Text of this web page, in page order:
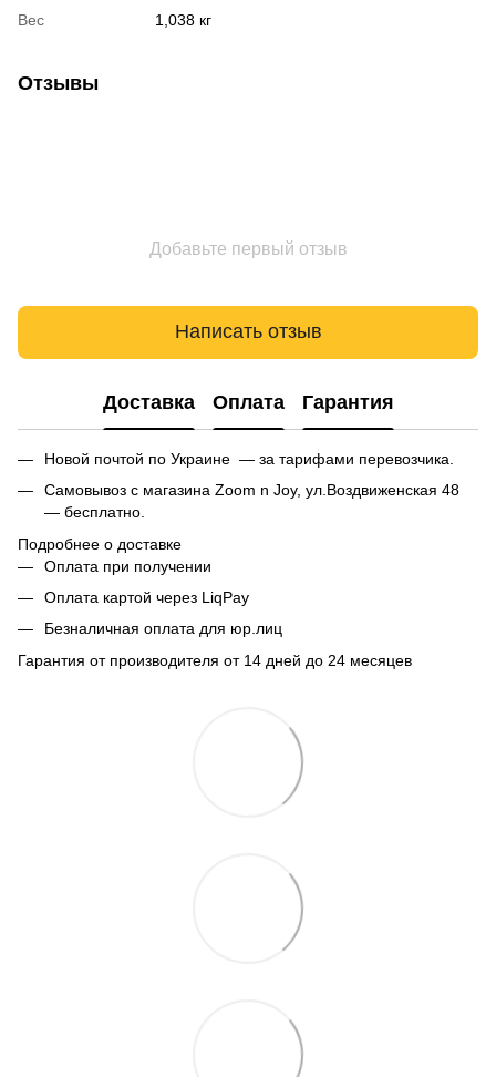
Вес 1,038 кг
Отзывы
Добавьте первый отзыв
Написать отзыв
Доставка Оплата Гарантия
Новой почтой по Украине — за тарифами перевозчика.
Самовывоз с магазина Zoom n Joy, ул.Воздвиженская 48
— бесплатно.
Подробнее о доставке
Оплата при получении
Оплата картой через LiqPay
Безналичная оплата для юр.лиц
Гарантия от производителя от 14 дней до 24 месяцев